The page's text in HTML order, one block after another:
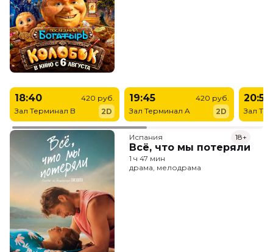
18:40
Зал Терминал B
420 руб.
2D
19:45
Зал Терминал A
420 руб.
2D
20:50
Зал
Испания
Всё, что мы потеряли
18+
1 ч 47 мин
драма, мелодрама